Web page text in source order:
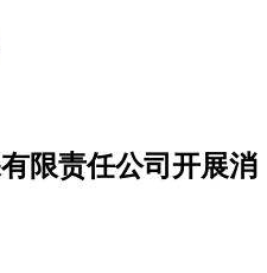
限责任公司开展消